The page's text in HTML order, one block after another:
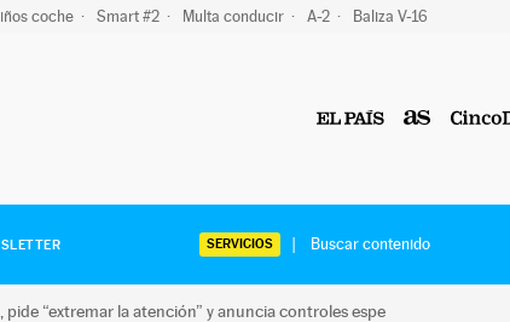
coche Smart #2 Multa conducir A-2 Baliza V-16
SERVICIOS
“extremar la atención” y anuncia controles espe